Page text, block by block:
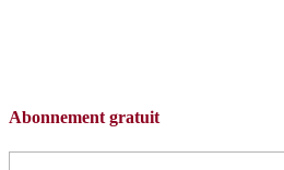
Abonnement gratuit